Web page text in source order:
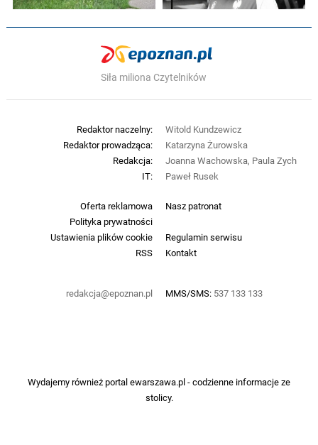
Siła miliona Czytelników
Oferta reklamowa
Nasz patronat
Polityka prywatności
Ustawienia plików cookie
Regulamin serwisu
RSS
Kontakt
redakcja@epoznan.pl MMS/SMS: 537 133 133
Redaktor naczelny:
Witold Kundzewicz
Redaktor prowadząca:
Katarzyna Żurowska
Redakcja:
Joanna Wachowska, Paula Zych
IT:
Paweł Rusek
Wydajemy również portalewarszawa.pl- codzienne informacje ze
stolicy.